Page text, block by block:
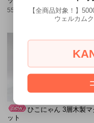
550円(税込)
ひこにゃん 3層木製マ
ット
【全商品対象！】
ウェルカム